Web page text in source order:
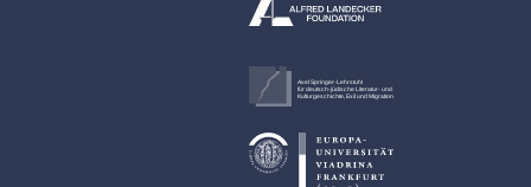
Axel Springer-Lehrstuhl
für deutsch-jüdische Literatur- und
Kulturgeschichte, Exil und Migration